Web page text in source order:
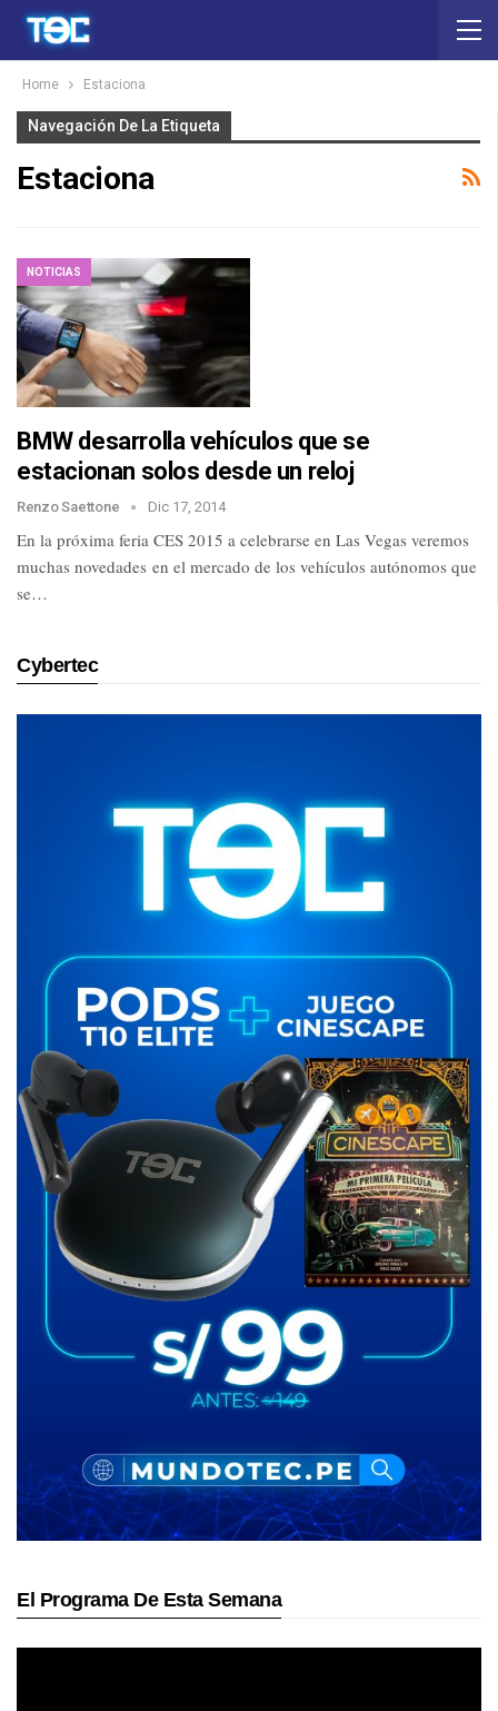
Home Estaciona
Navegación De La Etiqueta
Estaciona
NOTICIAS
BMW desarrolla vehículos que se
estacionan solos desde un reloj
Renzo Saettone Dic 17, 2014
En la próxima feria CES 2015 a celebrarse en Las Vegas veremos
muchas novedades en el mercado de los vehículos autónomos que
se…
Cybertec
El Programa De Esta Semana